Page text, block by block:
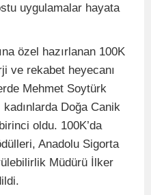
uygulamalar hayata
özel hazırlanan 100K
ve rekabet heyecanı
Mehmet Soytürk
Doğa Canik
oldu. 100K’da
Anadolu Sigorta
Müdürü İlker